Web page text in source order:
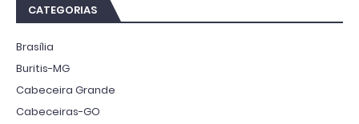
CATEGORIAS
Brasília
Buritis-MG
Cabeceira Grande
Cabeceiras-GO